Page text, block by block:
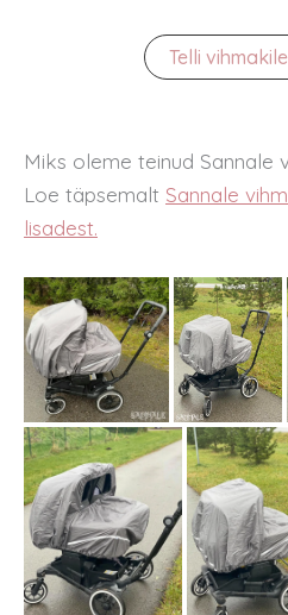
Telli
Miks oleme teinud Sannale
Loe täpsemalt Sannale
lisadest.